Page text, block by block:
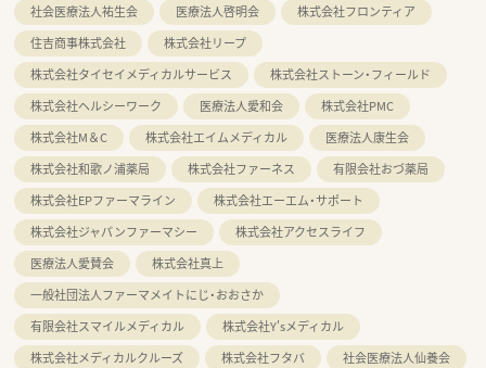
社会医療法人祐生会
医療法人啓明会
株式会社フロンティア
住吉商事株式会社
株式会社リープ
株式会社タイセイメディカルサービス
株式会社ストーン・フィールド
株式会社ヘルシーワーク
医療法人愛和会
株式会社PMC
株式会社M＆C
株式会社エイムメディカル
医療法人康生会
株式会社和歌ノ浦薬局
株式会社ファーネス
有限会社おづ薬局
株式会社EPファーマライン
株式会社エーエム・サポート
株式会社ジャパンファーマシー
株式会社アクセスライフ
医療法人愛賛会
株式会社真上
一般社団法人ファーマメイトにじ・おおさか
有限会社スマイルメディカル
株式会社Y'sメディカル
株式会社メディカルクルーズ
株式会社フタバ
社会医療法人仙養会